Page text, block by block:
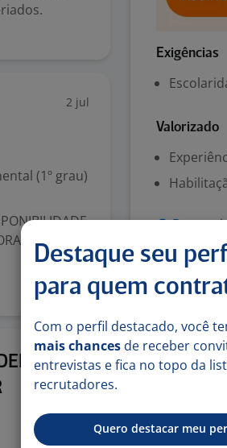
2 jul
(1º grau)
Salario e
2 jul
Exigências
Valorizado
Destaque seu
para quem
Com o perfil destacado, você
mais chances de receber
entrevistas e fica no topo da
recrutadores.
Quero destacar meu